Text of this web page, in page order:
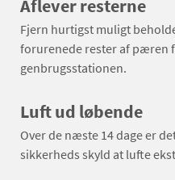
Aflever resterne
Fjern hurtigst muligt
forurenede rester af pæren
genbrugsstationen.
Luft ud løbende
Over de næste 14 dage er
sikkerheds skyld at lufte